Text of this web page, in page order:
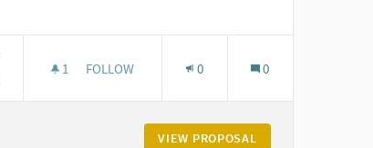
1 1 FOLLOWER
FOLLOW 0 0
VIEW PROPOSAL